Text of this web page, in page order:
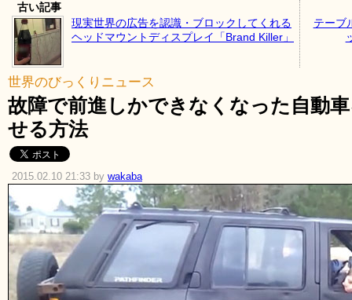
古い記事
現実世界の広告を認識・ブロックしてくれる
ヘッドマウントディスプレイ「Brand Killer」
テーブ
世界のびっくりニュース
故障で前進しかできなくなった自動
せる方法
2015.02.10 21:33 by wakaba